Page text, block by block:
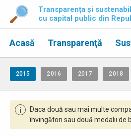
Transparența și
cu capital public din
Acasă Transparenţă
2015 2016 2017 2018
i
Daca două sau mai multe
învingători sau două medalii de